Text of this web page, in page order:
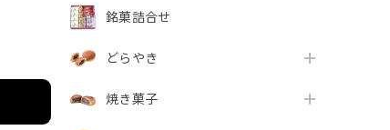
銘菓詰合せ
どらやき
焼き菓子